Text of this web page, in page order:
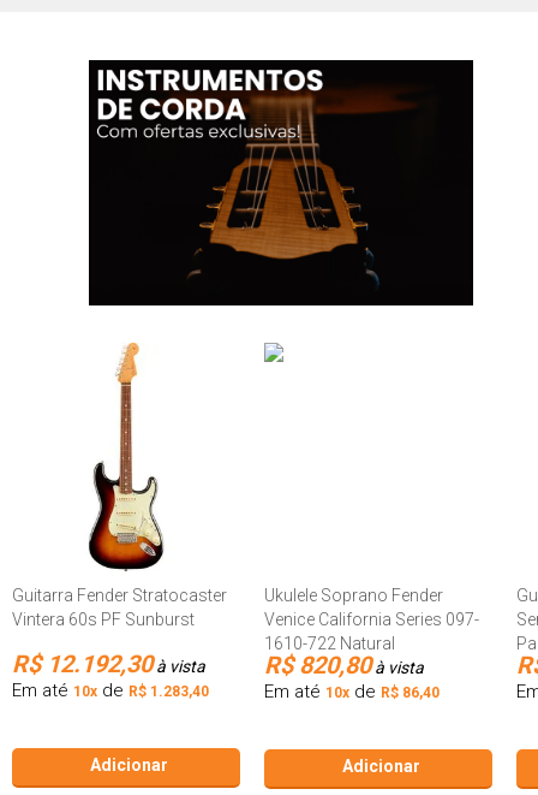
Guitarra Fender Stratocaster
Vintera 60s PF Sunburst
R$ 12.192,30à vista
Em até 10x de R$ 1.283,40
Adicionar
Ukulele Soprano Fender
Venice California Series 097-
1610-722 Natural
R$ 820,80à vista
Em até 10x de R$ 86,40
Adicionar